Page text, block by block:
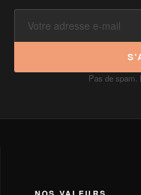
Pas de spam.